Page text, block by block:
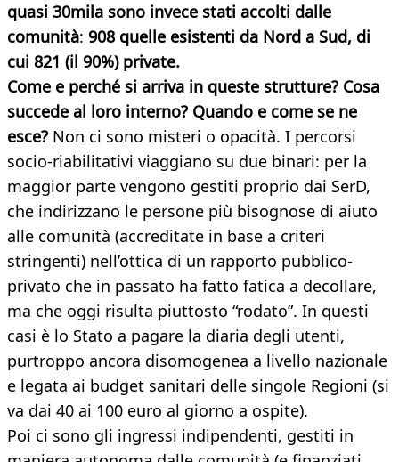
quasi 30mila sono invece stati accolti dalle
comunità: 908 quelle esistenti da Nord a Sud, di
cui 821 (il 90%) private.
Come e perché si arriva in queste strutture? Cosa
succede al loro interno? Quando e come se ne
esce? Non ci sono misteri o opacità. I percorsi
socio-riabilitativi viaggiano su due binari: per la
maggior parte vengono gestiti proprio dai SerD,
che indirizzano le persone più bisognose di aiuto
alle comunità (accreditate in base a criteri
stringenti) nell’ottica di un rapporto pubblico-
privato che in passato ha fatto fatica a decollare,
ma che oggi risulta piuttosto “rodato”. In questi
casi è lo Stato a pagare la diaria degli utenti,
purtroppo ancora disomogenea a livello nazionale
e legata ai budget sanitari delle singole Regioni (si
va dai 40 ai 100 euro al giorno a ospite).
Poi ci sono gli ingressi indipendenti, gestiti in